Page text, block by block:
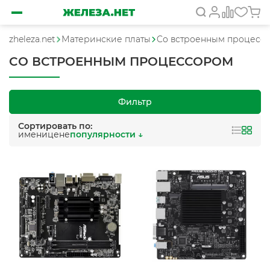
zheleza.net Материнские платы Cо встроенным
CО ВСТРОЕННЫМ ПРОЦЕССОРОМ
Фильтр
Сортировать по:
имениценепопулярности ↓